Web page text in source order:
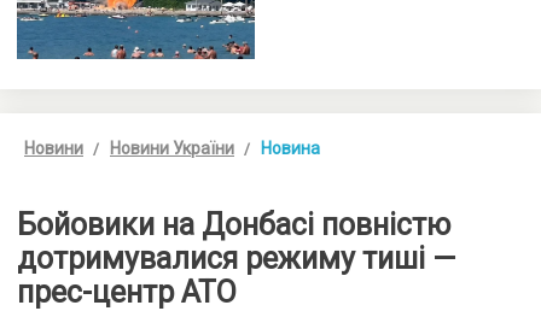
Новини Новини України Новина
Бойовики на Донбасі повністю
дотримувалися режиму тиші —
прес-центр АТО